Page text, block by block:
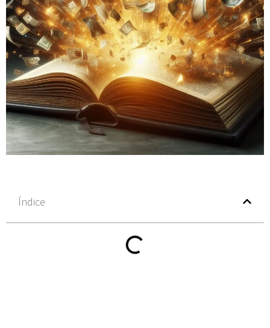
Índice